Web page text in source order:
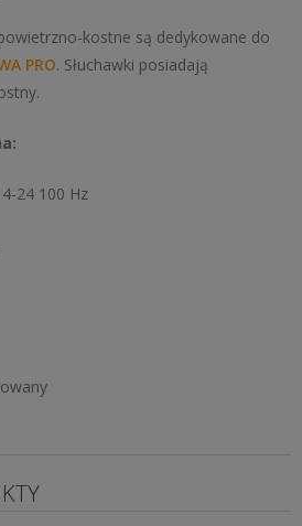
kostne są dedykowane do
PRO. Słuchawki posiadają
24 100 Hz